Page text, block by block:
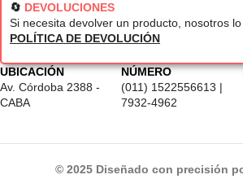
🔄 DEVOLUCIONES
Si necesita devolver un producto, nosotros
POLÍTICA DE DEVOLUCIÓN
UBICACIÓN
Av. Córdoba 2388 -
CABA
NÚMERO
(011) 1522556613 |
7932-4962
© 2025 Diseñado con precisión